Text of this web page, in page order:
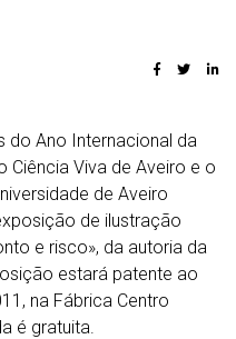
Ano Internacional da
Ciência Viva de Aveiro e o
de Aveiro
de ilustração
e risco», da autoria da
estará patente ao
na Fábrica Centro
é gratuita.